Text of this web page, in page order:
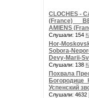
CLOCHES -
(France) __
AMIENS
Слушали: 154
Hor-
Sobora-
Devy-Marii-
Слушали: 138
Похвала
Успенский
Слушали: 4632